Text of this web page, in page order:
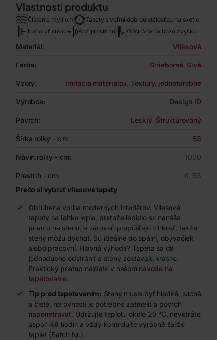
Vlastnosti produktu
Čistenie mydlom
Tapety s veľmi dobrou stálosťou na svetle
Natierať stenu
Bez prestrihu Odstránenie bezo zvyšku
Materiál: Vliesové
Farba: Strieborná Sivá
Vzory: Imitácia materiálov Textúry, jednofarebné
Výrobca: Design ID
Povrch: Lesklý Štruktúrovaný
Šírka rolky - cm: 53
Návin rolky - cm: 1000
Prestrih - cm:
0, 53
Prečo si vybrať vliesové tapety
Obľúbená voľba moderných interiérov. Vliesové
tapety sa ľahko lepia, pretože lepidlo sa nanáša
priamo na stenu, a zároveň prepúšťajú vlhkosť, takže
steny môžu dýchať. Sú ideálne do spální, obývačiek
alebo pracovní. Hlavná výhoda? Tapeta sa dá
jednoducho odstrániť a steny zostávajú krásne.
Praktický postup nájdete v našom návode na
tapetovanie.
Tip pred tapetovaním: Steny musia byť hladké, suché
a čisté, nerovnosti je potrebné zatmeliť a povrch
napenetrovať. Udržujte teplotu okolo 20 °C, nevetráte
aspoň 48 hodín a vždy kontrolujte výrobné šarže
tapiet (Batch Nr.).